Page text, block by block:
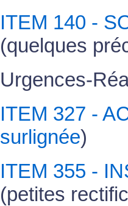
ITEM 140 -
(quelques
Urgences-
ITEM 327 -
surlignée)
ITEM 355 -
(petites